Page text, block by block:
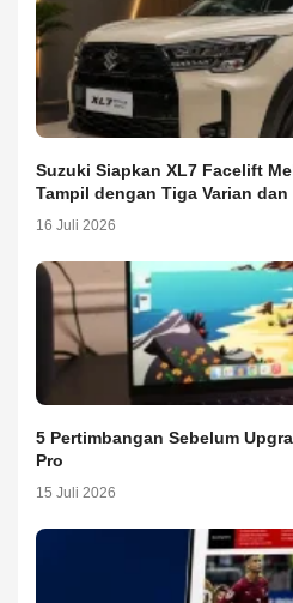
Suzuki Siapkan XL7 Facelift
Tampil dengan Tiga Varian
16 Juli 2026
5 Pertimbangan Sebelum
Pro
15 Juli 2026